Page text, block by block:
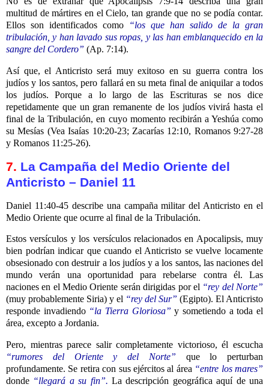
multitud de mártires en el Cielo, tan grande que no se podía contar.
Ellos son identificados como
“los que han salido de la gran
tribulación, y han lavado sus ropas, y las han emblanquecido en la
sangre del Cordero” (Ap. 7:14).
Así que, el Anticristo será muy exitoso en su guerra contra los
judíos y los santos, pero fallará en su meta final de aniquilar a todos
los judíos. Porque a lo largo de las Escrituras se nos dice
repetidamente que un gran remanente de los judíos vivirá hasta el
final de la Tribulación, en cuyo momento recibirán a Yeshúa como
su Mesías (Vea Isaías 10:20-23; Zacarías 12:10, Romanos 9:27-28
y Romanos 11:25-26).
7. La Campaña del Medio Oriente del
Anticristo – Daniel 11
Daniel 11:40-45 describe una campaña militar del Anticristo en el
Medio Oriente que ocurre al final de la Tribulación.
Estos versículos y los versículos relacionados en Apocalipsis, muy
bien podrían indicar que cuando el Anticristo se vuelve locamente
obsesionado con destruir a los judíos y a los santos, las naciones del
mundo verán una oportunidad para rebelarse contra él. Las
naciones en el Medio Oriente serán dirigidas por el “rey del Norte”
(muy probablemente Siria) y el “rey del Sur” (Egipto). El Anticristo
responde invadiendo “la Tierra Gloriosa” y sometiendo a toda el
área, excepto a Jordania.
Pero, mientras parece salir completamente victorioso, él escucha
“rumores del Oriente y del Norte” que lo perturban
profundamente. Se retira con sus ejércitos al área “entre los mares”
donde “llegará a su fin”. La descripción geográfica aquí de una